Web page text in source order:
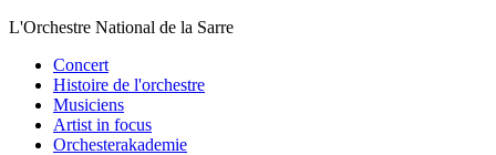
L'Orchestre National de la Sarre
Concert
Histoire de l'orchestre
Musiciens
Artist in focus
Orchesterakademie